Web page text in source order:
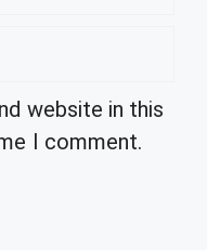
website in this
I comment.